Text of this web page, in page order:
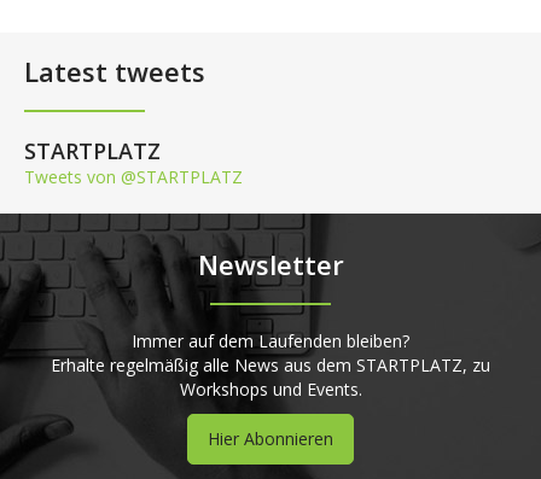
Latest tweets
STARTPLATZ
Tweets von @STARTPLATZ
Newsletter
Immer auf dem Laufenden bleiben?
Erhalte regelmäßig alle News aus dem STARTPLATZ, zu
Workshops und Events.
Hier Abonnieren